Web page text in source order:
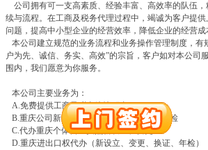
）
公司拥有可一支高素质、经验丰富、高效率的队伍
续与流程。在工商及税务代理过程中，竭诚为客户提
问题，提高中小型企业的经营效率，降低企业的经营成
本公司建立规范的业务流程和业务操作管理制度，
户为先、诚信、务实、高效”的宗旨，客户如对本公
围内，我们愿意为你服务。
本公司主要业务为：
A.免费提供工商及税务咨询服务
B.重庆公司新设立、变更、验资、增资、年检
C.代办重庆个体营业执照新设立、变更
D.重庆进出口权代办（新设立、变更、换证、年检）